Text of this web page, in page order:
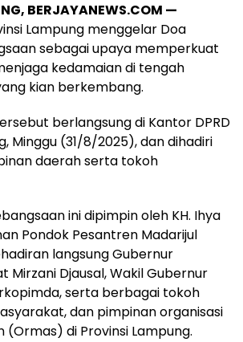
BERJAYANEWS.COM —
Lampung menggelar Doa
sebagai upaya memperkuat
kedamaian di tengah
kian berkembang.
berlangsung di Kantor DPRD
Minggu (31/8/2025), dan dihadiri
daerah serta tokoh
ini dipimpin oleh KH. Ihya
Pondok Pesantren Madarijul
langsung Gubernur
Mirzani Djausal, Wakil Gubernur
serta berbagai tokoh
dan pimpinan organisasi
di Provinsi Lampung.